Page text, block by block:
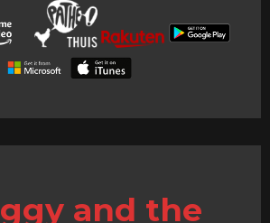
and the